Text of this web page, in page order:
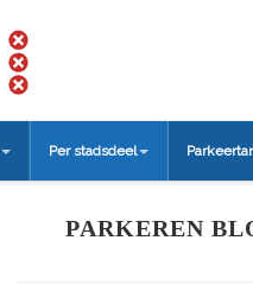
Per stadsdeel
PARKEREN